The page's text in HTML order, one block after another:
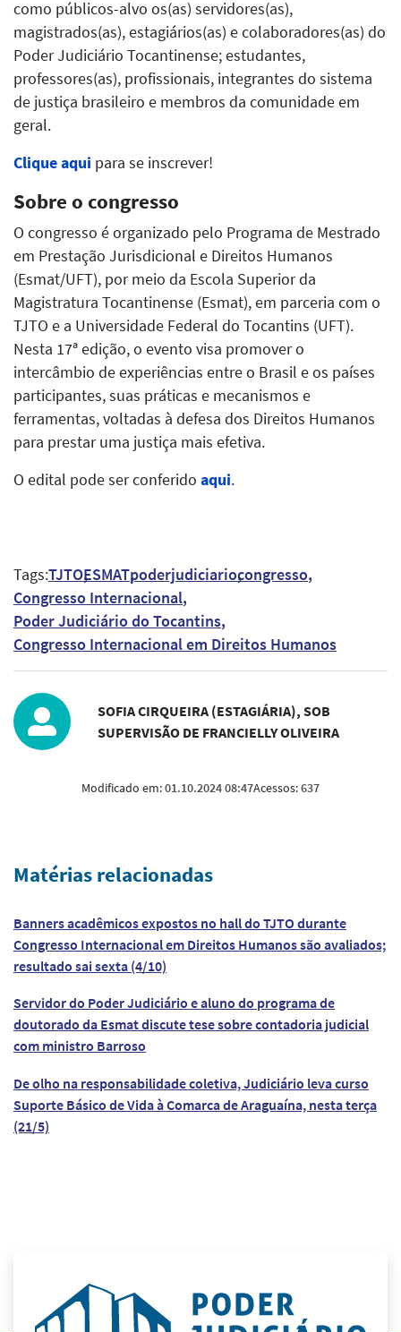
como públicos-alvo os(as) servidores(as),
magistrados(as), estagiários(as) e colaboradores(as) do
Poder Judiciário Tocantinense; estudantes,
professores(as), profissionais, integrantes do sistema
de justiça brasileiro e membros da comunidade em
geral.
Clique aqui para se inscrever!
Sobre o congresso
O congresso é organizado pelo Programa de Mestrado
em Prestação Jurisdicional e Direitos Humanos
(Esmat/UFT), por meio da Escola Superior da
Magistratura Tocantinense (Esmat), em parceria com o
TJTO e a Universidade Federal do Tocantins (UFT).
Nesta 17ª edição, o evento visa promover o
intercâmbio de experiências entre o Brasil e os países
participantes, suas práticas e mecanismos e
ferramentas, voltadas à defesa dos Direitos Humanos
para prestar uma justiça mais efetiva.
O edital pode ser conferido aqui.
Tags:TJTOESMATpoderjudiciariocongresso
Congresso Internacional
Poder Judiciário do Tocantins
Congresso Internacional em Direitos Humanos
SOFIA CIRQUEIRA (ESTAGIÁRIA), SOB
SUPERVISÃO DE FRANCIELLY OLIVEIRA
Modificado em:01.10.2024 08:47Acessos:637
Matérias relacionadas
Banners acadêmicos expostos no hall do TJTO durante
Congresso Internacional em Direitos Humanos são avaliados;
resultado sai sexta (4/10)
Servidor do Poder Judiciário e aluno do programa de
doutorado da Esmat discute tese sobre contadoria judicial
com ministro Barroso
De olho na responsabilidade coletiva, Judiciário leva curso
Suporte Básico de Vida à Comarca de Araguaína, nesta terça
(21/5)